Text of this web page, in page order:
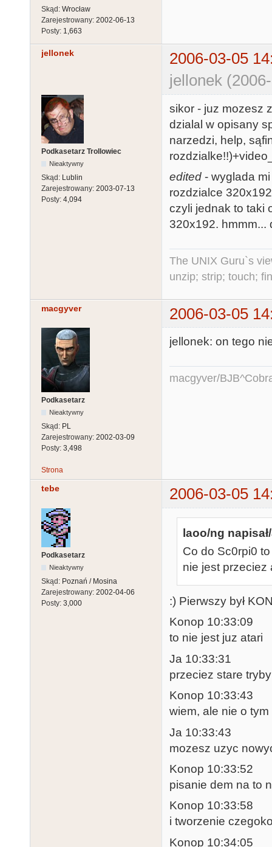
Skąd: Wrocław
Zarejestrowany: 2002-06-13
Posty: 1,663
jellonek
2006-03-05
jellonek
Podkasetarz Trollowiec
Nieaktywny
Skąd: Lublin
Zarejestrowany: 2003-07-13
Posty: 4,094
sikor - juz mozesz
dzialal w opisany
narzedzi, help,
edited - wyglada
rozdzialce
czyli jednak to taki
320x192. hmmm...
The UNIX Guru`s
unzip; strip; touch;
macgyver 2006-03-05
Podkasetarz
Nieaktywny
Skąd: PL
Zarejestrowany: 2002-03-09
Posty: 3,498
jellonek: on tego
macgyver/
Strona
tebe 2006-03-05
Podkasetarz
Nieaktywny
Skąd: Poznań / Mosina
Zarejestrowany: 2002-04-06
Posty: 3,000
laoo/ng
Co do Sc0rpi0
nie jest przeciez
:) Pierwszy był
Konop 10:33:09
to nie jest juz atari
Ja 10:33:31
przeciez stare
Konop 10:33:43
wiem, ale nie o tym
Ja 10:33:43
mozesz uzyc
Konop 10:33:52
pisanie dem na to
Konop 10:33:58
i tworzenie
Konop 10:34:05